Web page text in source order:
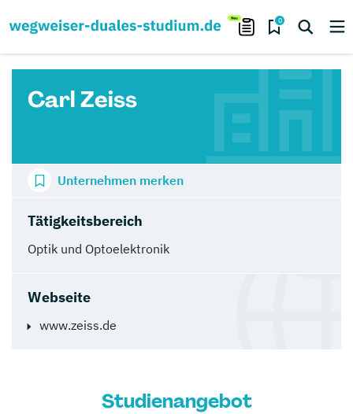
0
Carl Zeiss
Tätigkeitsbereich
Optik und Optoelektronik
Webseite
www.zeiss.de
Unternehmen merken
Studienangebot